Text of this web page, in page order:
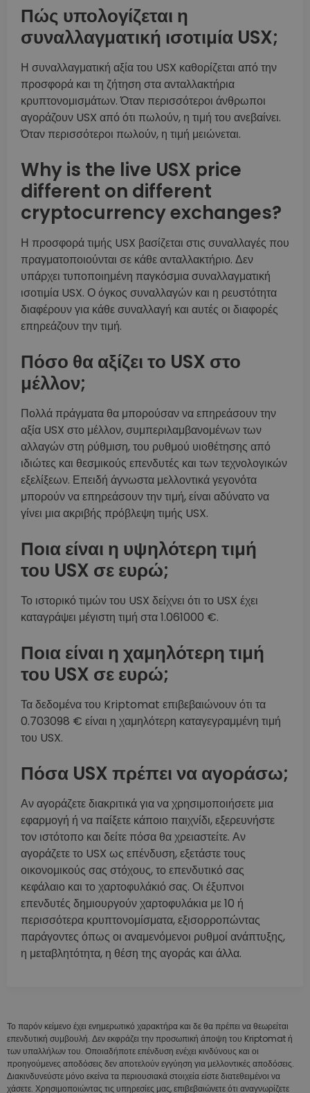
Πώς υπολογίζεται η
συναλλαγματική ισοτιμία USX;
Η συναλλαγματική αξία του USX καθορίζεται από την
προσφορά και τη ζήτηση στα ανταλλακτήρια
κρυπτονομισμάτων. Όταν περισσότεροι άνθρωποι
αγοράζουν USX από ότι πωλούν, η τιμή του ανεβαίνει.
Όταν περισσότεροι πωλούν, η τιμή μειώνεται.
Why is the live USX price
different on different
cryptocurrency exchanges?
Η προσφορά τιμής USX βασίζεται στις συναλλαγές που
πραγματοποιούνται σε κάθε ανταλλακτήριο. Δεν
υπάρχει τυποποιημένη παγκόσμια συναλλαγματική
ισοτιμία USX. Ο όγκος συναλλαγών και η ρευστότητα
διαφέρουν για κάθε συναλλαγή και αυτές οι διαφορές
επηρεάζουν την τιμή.
Πόσο θα αξίζει το USX στο
μέλλον;
Πολλά πράγματα θα μπορούσαν να επηρεάσουν την
αξία USX στο μέλλον, συμπεριλαμβανομένων των
αλλαγών στη ρύθμιση, του ρυθμού υιοθέτησης από
ιδιώτες και θεσμικούς επενδυτές και των τεχνολογικών
εξελίξεων. Επειδή άγνωστα μελλοντικά γεγονότα
μπορούν να επηρεάσουν την τιμή, είναι αδύνατο να
γίνει μια ακριβής πρόβλεψη τιμής USX.
Ποια είναι η υψηλότερη τιμή
του USX σε ευρώ;
Το ιστορικό τιμών του USX δείχνει ότι το USX έχει
καταγράψει μέγιστη τιμή στα 1.061000 €.
Ποια είναι η χαμηλότερη τιμή
του USX σε ευρώ;
Τα δεδομένα του Kriptomat επιβεβαιώνουν ότι τα
0.703098 € είναι η χαμηλότερη καταγεγραμμένη τιμή
του USX.
Πόσα USX πρέπει να αγοράσω;
Αν αγοράζετε διακριτικά για να χρησιμοποιήσετε μια
εφαρμογή ή να παίξετε κάποιο παιχνίδι, εξερευνήστε
τον ιστότοπο και δείτε πόσα θα χρειαστείτε. Αν
αγοράζετε το USX ως επένδυση, εξετάστε τους
οικονομικούς σας στόχους, το επενδυτικό σας
κεφάλαιο και το χαρτοφυλάκιό σας. Οι έξυπνοι
επενδυτές δημιουργούν χαρτοφυλάκια με 10 ή
περισσότερα κρυπτονομίσματα, εξισορροπώντας
παράγοντες όπως οι αναμενόμενοι ρυθμοί ανάπτυξης,
η μεταβλητότητα, η θέση της αγοράς και άλλα.
Το παρόν κείμενο έχει ενημερωτικό χαρακτήρα και δε θα πρέπει να θεωρείται
επενδυτική συμβουλή. Δεν εκφράζει την προσωπική άποψη του Kriptomat ή
των υπαλλήλων του. Οποιαδήποτε επένδυση ενέχει κινδύνους και οι
προηγούμενες αποδόσεις δεν αποτελούν εγγύηση για μελλοντικές αποδόσεις.
Διακινδυνεύστε μόνο εκείνα τα περιουσιακά στοιχεία είστε διατεθειμένοι να
χάσετε. Χρησιμοποιώντας τις υπηρεσίες μας, επιβεβαιώνετε ότι αναγνωρίζετε